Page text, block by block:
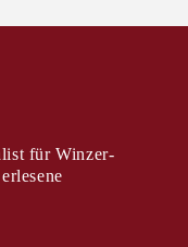
für Winzer-